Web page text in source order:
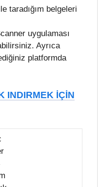
taradığım belgeleri
uygulaması
Ayrıca
platformda
INDIRMEK İÇİN